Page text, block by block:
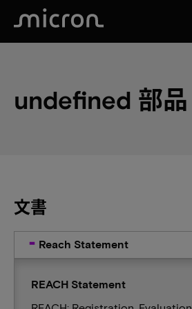
undefined 部品
文書
Reach Statement
REACH Statement